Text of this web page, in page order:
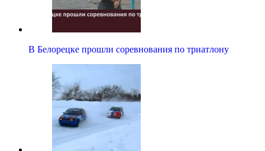
В Белорецке прошли соревнования по триатлону